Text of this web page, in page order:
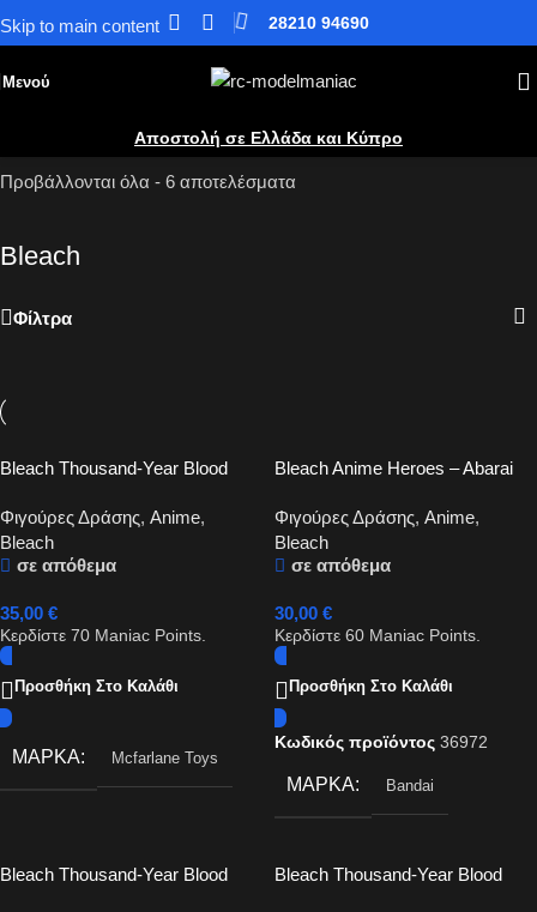
Skip to main content 28210 94690
Μενού
Αποστολή σε Ελλάδα και Κύπρο
Φιγούρες Δράσης»Anime»Bleach
Προβάλλονται όλα - 6 αποτελέσματα
Bleach
Φίλτρα
Bleach Thousand-Year Blood
18cm
Φιγούρες Δράσης, Anime,
Bleach
σε απόθεμα
35,00 €
Κερδίστε 70 Maniac Points.
Προσθήκη Στο Καλάθι
ΜΆΡΚΑ Mcfarlane Toys
Bleach Anime Heroes – Abarai
Φιγούρες Δράσης, Anime,
Bleach
σε απόθεμα
30,00 €
Κερδίστε 60 Maniac Points.
Προσθήκη Στο Καλάθι
Κωδικός προϊόντος 36972
ΜΆΡΚΑ Bandai
Bleach Thousand-Year Blood
Bleach Thousand-Year Blood